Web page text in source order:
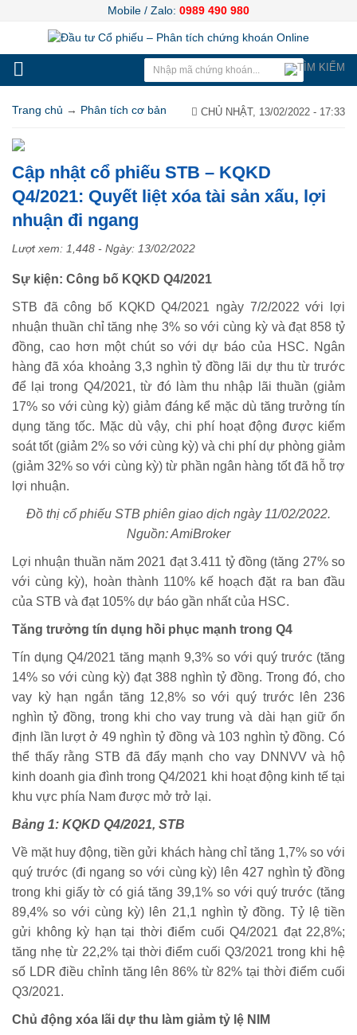
Mobile / Zalo: 0989 490 980
Trang chủ → Phân tích cơ bản CHỦ NHẬT, 13/02/2022 - 17:33
Cập nhật cổ phiếu STB – KQKD
Q4/2021: Quyết liệt xóa tài sản xấu, lợi
nhuận đi ngang
Lượt xem: 1,448 - Ngày: 13/02/2022
Sự kiện: Công bố KQKD Q4/2021
STB đã công bố KQKD Q4/2021 ngày 7/2/2022 với lợi
nhuận thuần chỉ tăng nhẹ 3% so với cùng kỳ và đạt 858 tỷ
đồng, cao hơn một chút so với dự báo của HSC. Ngân
hàng đã xóa khoảng 3,3 nghìn tỷ đồng lãi dự thu từ trước
để lại trong Q4/2021, từ đó làm thu nhập lãi thuần (giảm
17% so với cùng kỳ) giảm đáng kể mặc dù tăng trưởng tín
dụng tăng tốc. Mặc dù vậy, chi phí hoạt động được kiểm
soát tốt (giảm 2% so với cùng kỳ) và chi phí dự phòng giảm
(giảm 32% so với cùng kỳ) từ phần ngân hàng tốt đã hỗ trợ
lợi nhuận.
Đồ thị cổ phiếu STB phiên giao dịch ngày 11/02/2022.
Nguồn: AmiBroker
Lợi nhuận thuần năm 2021 đạt 3.411 tỷ đồng (tăng 27% so
với cùng kỳ), hoàn thành 110% kế hoạch đặt ra ban đầu
của STB và đạt 105% dự báo gần nhất của HSC.
Tăng trưởng tín dụng hồi phục mạnh trong Q4
Tín dụng Q4/2021 tăng mạnh 9,3% so với quý trước (tăng
14% so với cùng kỳ) đạt 388 nghìn tỷ đồng. Trong đó, cho
vay kỳ hạn ngắn tăng 12,8% so với quý trước lên 236
nghìn tỷ đồng, trong khi cho vay trung và dài hạn giữ ổn
định lần lượt ở 49 nghìn tỷ đồng và 103 nghìn tỷ đồng. Có
thể thấy rằng STB đã đẩy mạnh cho vay DNNVV và hộ
kinh doanh gia đình trong Q4/2021 khi hoạt động kinh tế tại
khu vực phía Nam được mở trở lại.
Bảng 1: KQKD Q4/2021, STB
Về mặt huy động, tiền gửi khách hàng chỉ tăng 1,7% so với
quý trước (đi ngang so với cùng kỳ) lên 427 nghìn tỷ đồng
trong khi giấy tờ có giá tăng 39,1% so với quý trước (tăng
89,4% so với cùng kỳ) lên 21,1 nghìn tỷ đồng. Tỷ lệ tiền
gửi không kỳ hạn tại thời điểm cuối Q4/2021 đạt 22,8%;
tăng nhẹ từ 22,2% tại thời điểm cuối Q3/2021 trong khi hệ
số LDR điều chỉnh tăng lên 86% từ 82% tại thời điểm cuối
Q3/2021.
Chủ động xóa lãi dự thu làm giảm tỷ lệ NIM